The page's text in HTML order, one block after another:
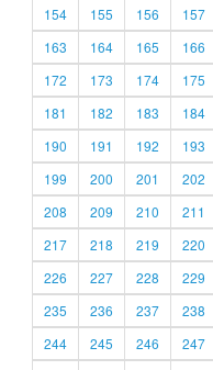
154
155 156 157
163
164 165 166
172
173 174 175
181
182 183 184
190
191 192 193
199
200 201 202
208
209 210 211
217
218 219 220
226
227 228 229
235
236 237 238
244
245 246 247